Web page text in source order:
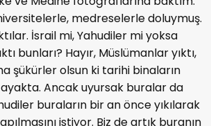
medreselerle doluymuş.
İsrail mi, Yahudiler mi yoksa
bunları? Hayır, Müslümanlar yıktı,
şükürler olsun ki tarihi binaların
ayakta. Ancak uyursak buralar da
buraların bir an önce yıkılarak
istiyor. Biz de artık buranın